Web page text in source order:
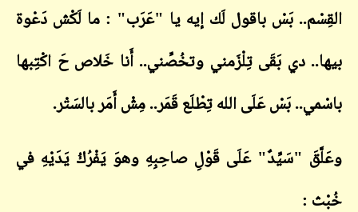
القِسْم.. بَسْ باقول لَك إيه يا "عَرَب" : ما لَكْش دَعْوة
بيها.. دي بَقَى تِلْزَمني وتخُصِّني.. أَنا خَلاص حَ اكْتِبها
باسْمي.. بَسْ عَلَى الله تِطْلَع قَمَر.. مِشْ أَمَر بالسَتْر.
وعَلَّقَ "سَيِّدٌ" عَلَى قَوْلِ صاحِبِهِ وهوَ يَفْرُكُ يَدَيْهِ في
خُبْث :